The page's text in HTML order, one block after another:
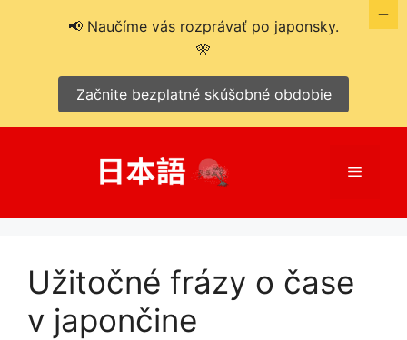
Menu
Užitočné frázy o čase
v japončine
📢 Naučíme vás rozprávať po japonsky.
🎌
Začnite bezplatné skúšobné obdobie